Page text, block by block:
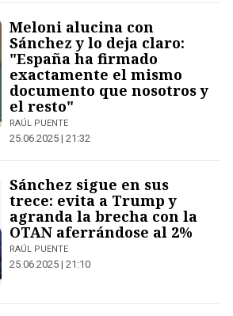
Meloni alucina con
Sánchez y lo deja claro:
"España ha firmado
exactamente el mismo
documento que nosotros y
el resto"
RAÚL PUENTE
25.06.2025 | 21:32
Sánchez sigue en sus
trece: evita a Trump y
agranda la brecha con la
OTAN aferrándose al 2%
RAÚL PUENTE
25.06.2025 | 21:10